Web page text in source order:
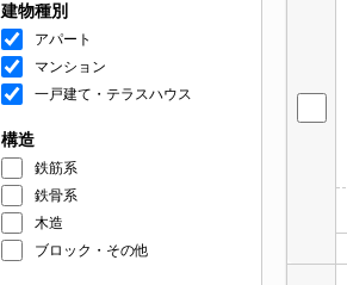
建物種別
アパート
マンション
一戸建て・テラスハウス
構造
鉄筋系
鉄骨系
木造
ブロック・その他